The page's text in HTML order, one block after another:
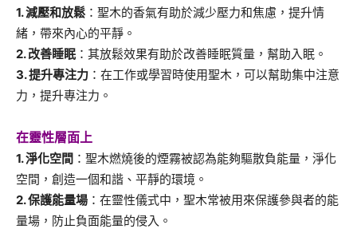
1. 減壓和放鬆 ：聖木的香氣有助於減少壓力和焦慮，提升情
緒，帶來內心的平靜。
2. 改善睡眠 ：其放鬆效果有助於改善睡眠質量，幫助入眠。
3. 提升專注力 ：在工作或學習時使用聖木，可以幫助集中注意
力，提升專注力。
在靈性層面上
1. 淨化空間 ：聖木燃燒後的煙霧被認為能夠驅散負能量，淨化
空間，創造一個和諧、平靜的環境。
2. 保護能量場 ：在靈性儀式中，聖木常被用來保護參與者的能
量場，防止負面能量的侵入。